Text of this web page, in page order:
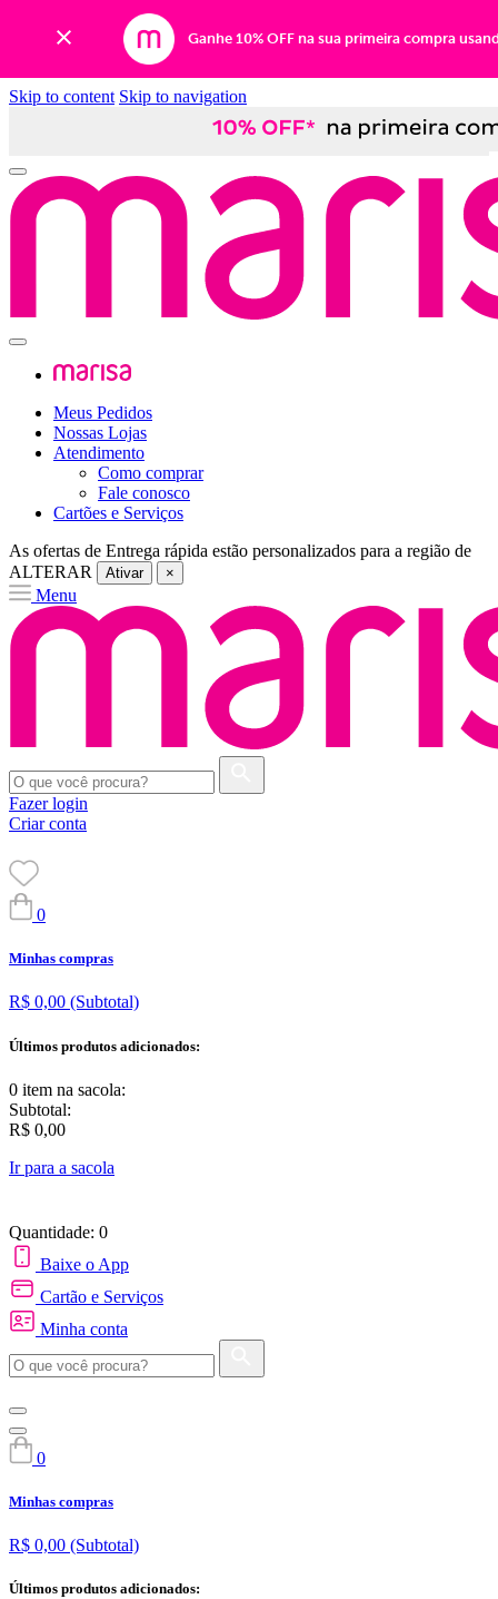
Ganhe 10% OFF na sua primeira compra
Skip to content Skip to navigation
Meus Pedidos
Nossas Lojas
Atendimento
Como comprar
Fale conosco
Cartões e Serviços
As ofertas de Entrega rápida estão personalizados para a região de
ALTERAR
Ativar ×
Menu
Fazer login
Criar conta
0
Minhas compras
R$ 0,00 (Subtotal)
Últimos produtos adicionados:
0 item na sacola:
Subtotal:
R$ 0,00
Ir para a sacola
Quantidade: 0
Baixe o App
Cartão e Serviços
Minha conta
0
Minhas compras
R$ 0,00 (Subtotal)
Últimos produtos adicionados: